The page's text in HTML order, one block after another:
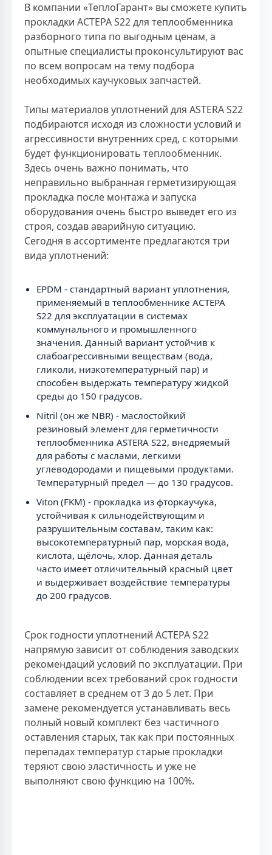
В компании «ТеплоГарант» вы сможете купить
прокладки АСТЕРА S22 для теплообменника
разборного типа по выгодным ценам, а
опытные специалисты проконсультируют вас
по всем вопросам на тему подбора
необходимых каучуковых запчастей.
Типы материалов уплотнений для ASTERA S22
подбираются исходя из сложности условий и
агрессивности внутренних сред, с которыми
будет функционировать теплообменник.
Здесь очень важно понимать, что
неправильно выбранная герметизирующая
прокладка после монтажа и запуска
оборудования очень быстро выведет его из
строя, создав аварийную ситуацию.
Сегодня в ассортименте предлагаются три
вида уплотнений:
EPDM - стандартный вариант уплотнения,
применяемый в теплообменнике АСТЕРА
S22 для эксплуатации в системах
коммунального и промышленного
значения. Данный вариант устойчив к
слабоагрессивными веществам (вода,
гликоли, низкотемпературный пар) и
способен выдержать температуру жидкой
среды до 150 градусов.
Nitril (он же NBR) - маслостойкий
резиновый элемент для герметичности
теплообменника ASTERA S22, внедряемый
для работы с маслами, легкими
углеводородами и пищевыми продуктами.
Температурный предел — до 130 градусов.
Viton (FKM) - прокладка из фторкаучука,
устойчивая к сильнодействующим и
разрушительным составам, таким как:
высокотемпературный пар, морская вода,
кислота, щёлочь, хлор. Данная деталь
часто имеет отличительный красный цвет
и выдерживает воздействие температуры
до 200 градусов.
Срок годности уплотнений АСТЕРА S22
напрямую зависит от соблюдения заводских
рекомендаций условий по эксплуатации. При
соблюдении всех требований срок годности
составляет в среднем от 3 до 5 лет. При
замене рекомендуется устанавливать весь
полный новый комплект без частичного
оставления старых, так как при постоянных
перепадах температур старые прокладки
теряют свою эластичность и уже не
выполняют свою функцию на 100%.